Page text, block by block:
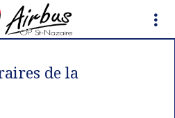
de la